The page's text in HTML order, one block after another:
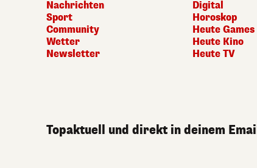
Nachrichten
Sport
Community
Wetter
Newsletter
Digital
Horoskop
Heute Games
Heute Kino
Heute TV
Topaktuell und direkt in deinem